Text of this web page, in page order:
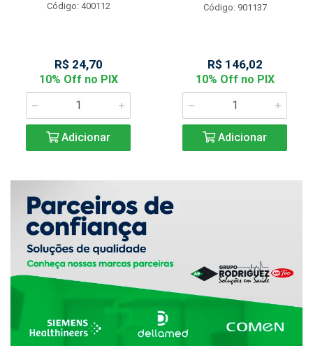
Código: 400112
R$ 24,70
10% Off no PIX
Adicionar
Código: 901137
R$ 146,02
10% Off no PIX
Adicionar